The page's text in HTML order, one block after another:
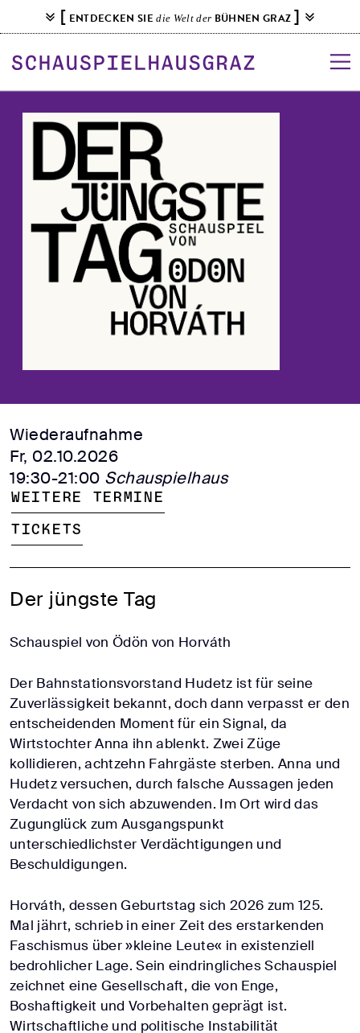
k
p
t
o
t
e
n
t
[ ENTDECKEN SIEdie Welt der BÜHNEN GRAZ ]
Wiederaufnahme
Fr, 02.10.2026
19:30-21:00 Schauspielhaus
Weitere Termine
Tickets
Der jüngste Tag
Schauspiel von Ödön von Horváth
Der Bahnstationsvorstand Hudetz ist für seine
Zuverlässigkeit bekannt, doch dann verpasst er den
entscheidenden Moment für ein Signal, da
Wirtstochter Anna ihn ablenkt. Zwei Züge
kollidieren, achtzehn Fahrgäste sterben. Anna und
Hudetz versuchen, durch falsche Aussagen jeden
Verdacht von sich abzuwenden. Im Ort wird das
Zugunglück zum Ausgangspunkt
unterschiedlichster Verdächtigungen und
Beschuldigungen.
Horváth, dessen Geburtstag sich 2026 zum 125.
Mal jährt, schrieb in einer Zeit des erstarkenden
Faschismus über »kleine Leute« in existenziell
bedrohlicher Lage. Sein eindringliches Schauspiel
zeichnet eine Gesellschaft, die von Enge,
Boshaftigkeit und Vorbehalten geprägt ist.
Wirtschaftliche und politische Instabilität